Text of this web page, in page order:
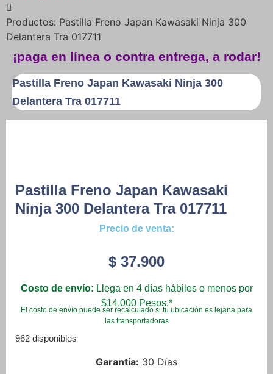
Productos: Pastilla Freno Japan Kawasaki Ninja 300
Delantera Tra 017711
¡paga en línea o contra entrega, a rodar!
Pastilla Freno Japan Kawasaki Ninja 300
Delantera Tra 017711
Pastilla Freno Japan Kawasaki
Ninja 300 Delantera Tra 017711
Precio de venta:
$ 37.900
Costo de envío: Llega en 4 días hábiles o menos por
$14.000 Pesos.*
El costo de envío puede ser recalculado si tu ubicación es lejana para
las transportadoras
962 disponibles
Garantía: 30 Días